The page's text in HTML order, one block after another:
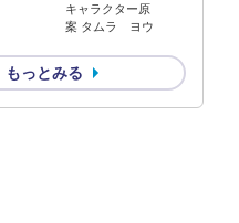
キャラクター原
案 タムラ ヨウ
もっとみる